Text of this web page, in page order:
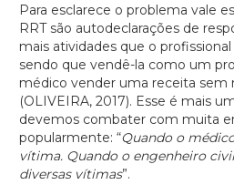
Para esclarece o problema vale
RRT são autodeclarações de
mais atividades que o
sendo que vendê-la como um
médico vender uma receita sem
(OLIVEIRA, 2017). Esse é mais
devemos combater com muita
popularmente: “Quando o
vítima. Quando o engenheiro
diversas vítimas”.